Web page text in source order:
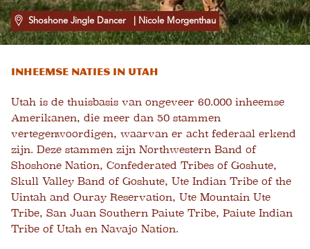
Shoshone Jingle Dancer | Nicole Morgenthau
Inheemse naties in Utah
Utah is de thuisbasis van ongeveer 60.000 inheemse
Amerikanen, die meer dan 50 stammen
vertegenwoordigen, waarvan er acht federaal erkend
zijn. Deze stammen zijn Northwestern Band of
Shoshone Nation, Confederated Tribes of Goshute,
Skull Valley Band of Goshute, Ute Indian Tribe of the
Uintah and Ouray Reservation, Ute Mountain Ute
Tribe, San Juan Southern Paiute Tribe, Paiute Indian
Tribe of Utah en Navajo Nation.